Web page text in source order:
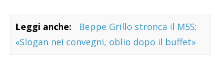
Leggi anche:
Beppe Grillo stronca il M5S:
«Slogan nei convegni, oblio dopo il buffet»